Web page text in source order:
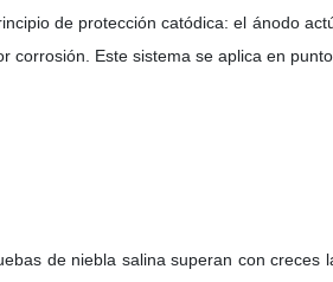
de protección catódica: el ánodo
corrosión. Este sistema se aplica en
de niebla salina superan con